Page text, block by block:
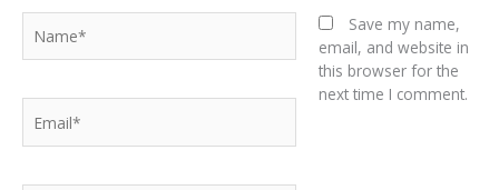
Save my name,
email, and website in
this browser for the
next time I comment.